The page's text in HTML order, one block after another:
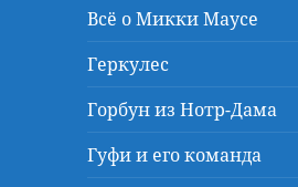
Всё о Микки Маусе
Геркулес
Горбун из Нотр-Дама
Гуфи и его команда